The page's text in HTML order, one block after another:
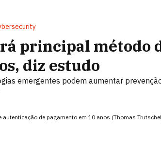
principal método
diz estudo
emergentes podem aumentar
de pagamento em 10 anos (Thomas